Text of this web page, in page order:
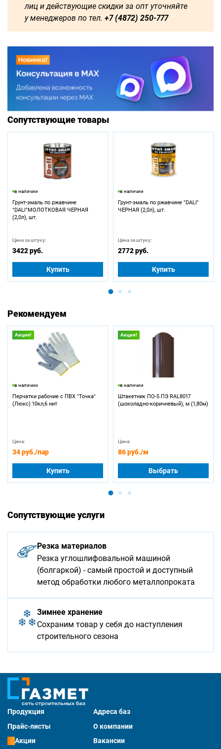
лиц и действующие скидки за опт уточняйте
у менеджеров по тел. +7 (4872) 250-777
Сопутствующие товары
в наличии
Грунт-эмаль по ржавчине
"DALI"МОЛОТКОВАЯ ЧЕРНАЯ
(2,0л), шт.
Цена за штуку:
3422 руб.
Купить
в наличии
Грунт-эмаль по ржавчине "DALI"
ЧЕРНАЯ (2,0л), шт.
Цена за штуку:
2772 руб.
Купить
Рекомендуем
Акция!
в наличии
Перчатки рабочие с ПВХ "Точка"
(Люкс) 10кл,6 нит
Цена:
34 руб./пар
Купить
Акция!
в наличии
Штакетник ПО-5 ПЭ RAL8017
(шоколадно-коричневый), м (1,80м)
Цена:
86 руб./м
Выбрать
Сопутствующие услуги
Резка материалов
Резка углошлифовальной машиной
(болгаркой) - самый простой и доступный
метод обработки любого металлопроката
Зимнее хранение
Сохраним товар у себя до наступления
строительного сезона
Продукция
Адреса баз
Прайс-листы
О компании
Акции
Вакансии